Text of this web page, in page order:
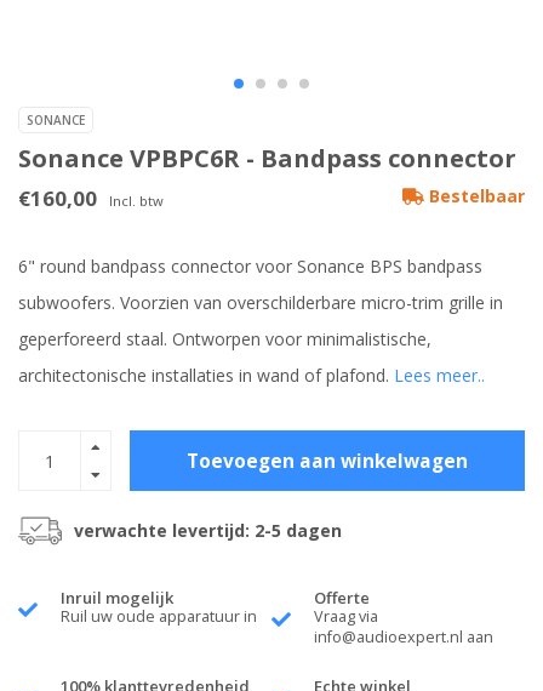
SONANCE
Sonance VPBPC6R - Bandpass connector
€160,00 Incl. btw Bestelbaar
6" round bandpass connector voor Sonance BPS bandpass
subwoofers. Voorzien van overschilderbare micro-trim grille in
geperforeerd staal. Ontworpen voor minimalistische,
architectonische installaties in wand of plafond. Lees meer..
Toevoegen aan winkelwagen
verwachte levertijd: 2-5 dagen
Inruil mogelijk
Ruil uw oude apparatuur in
Offerte
Vraag via
info@audioexpert.nl aan
100% klanttevredenheid Echte winkel